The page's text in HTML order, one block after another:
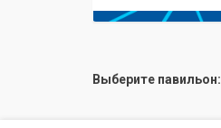
Выберите павильон: